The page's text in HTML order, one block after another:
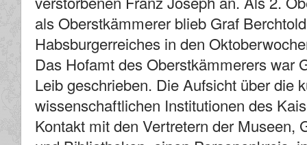
als Oberstkämmerer blieb Graf
Habsburgerreiches in den
Das Hofamt des Oberstkämmerers war
Leib geschrieben. Die Aufsicht über die
wissenschaftlichen Institutionen des
Kontakt mit den Vertretern der Museen,